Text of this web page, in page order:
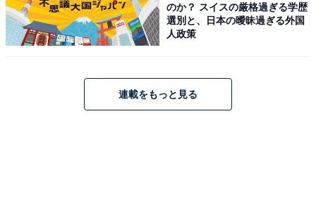
のか？ スイスの厳格過ぎる学歴
選別と、日本の曖昧過ぎる外国
人政策
連載をもっと見る